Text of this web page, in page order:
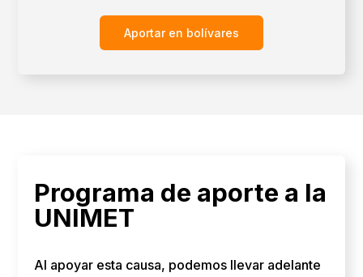
Aportar en bolívares
Programa de aporte a la
UNIMET
Al apoyar esta causa, podemos llevar adelante